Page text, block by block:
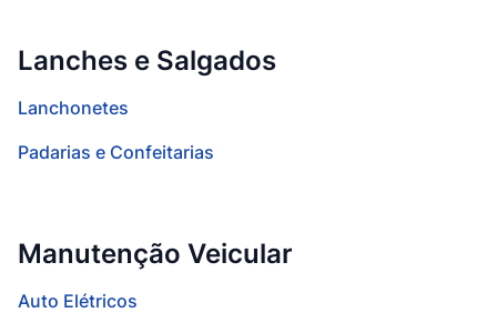
Lanches e Salgados
Lanchonetes
Padarias e Confeitarias
Manutenção Veicular
Auto Elétricos